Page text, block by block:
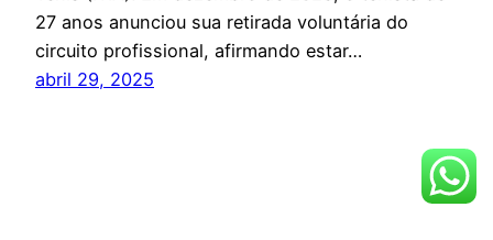
27 anos anunciou sua retirada voluntária do
circuito profissional, afirmando estar…
abril 29, 2025